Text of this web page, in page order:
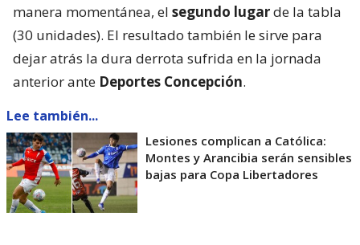
manera momentánea, el segundo lugarde la tabla
(30 unidades). El resultado también le sirve para
dejar atrás la dura derrota sufrida en la jornada
anterior ante Deportes Concepción.
Lee también...
Lesiones complican a Católica:
Montes y Arancibia serán sensibles
bajas para Copa Libertadores